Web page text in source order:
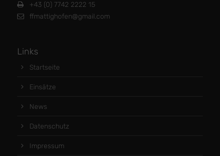
+43 (0) 7742 2222 15
ffmattighofen@gmail.com
Links
Startseite
Einsätze
News
Datenschutz
Impressum